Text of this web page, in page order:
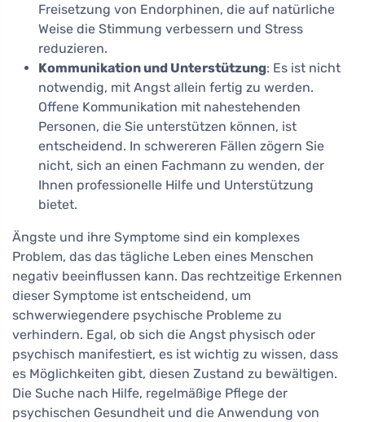
Freisetzung von Endorphinen, die auf natürliche
Weise die Stimmung verbessern und Stress
reduzieren.
Kommunikation und Unterstützung: Es ist nicht
notwendig, mit Angst allein fertig zu werden.
Offene Kommunikation mit nahestehenden
Personen, die Sie unterstützen können, ist
entscheidend. In schwereren Fällen zögern Sie
nicht, sich an einen Fachmann zu wenden, der
Ihnen professionelle Hilfe und Unterstützung
bietet.
Ängste und ihre Symptome sind ein komplexes
Problem, das das tägliche Leben eines Menschen
negativ beeinflussen kann. Das rechtzeitige Erkennen
dieser Symptome ist entscheidend, um
schwerwiegendere psychische Probleme zu
verhindern. Egal, ob sich die Angst physisch oder
psychisch manifestiert, es ist wichtig zu wissen, dass
es Möglichkeiten gibt, diesen Zustand zu bewältigen.
Die Suche nach Hilfe, regelmäßige Pflege der
psychischen Gesundheit und die Anwendung von